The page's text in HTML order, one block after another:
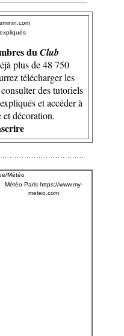
duClub
plus de 48 750
télécharger les
des tutoriels
et accéder à
et décoration.
Météo Paris https://www.my-
meteo.com